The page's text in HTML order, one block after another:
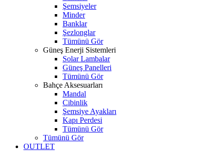
Şemsiyeler
Minder
Banklar
Şezlonglar
Tümünü Gör
Güneş Enerji Sistemleri
Solar Lambalar
Güneş Panelleri
Tümünü Gör
Bahçe Aksesuarları
Mandal
Cibinlik
Şemsiye Ayakları
Kapı Perdesi
Tümünü Gör
Tümünü Gör
OUTLET